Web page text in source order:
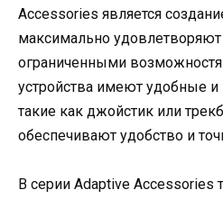
Accessories является
максимально
ограниченными
устройства имеют удобные
такие как джойстик или
обеспечивают удобство и
В серии Adaptive Accessories